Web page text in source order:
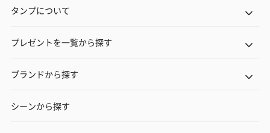
タンプについて
プレゼントを一覧から探す
ブランドから探す
シーンから探す